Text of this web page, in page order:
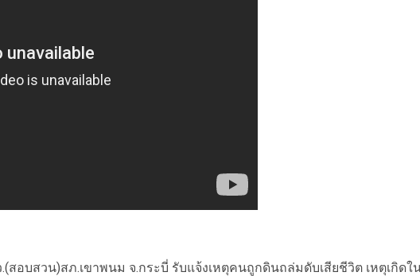
อบสวน)สภ.เขาพนม จ.กระบี่ รับแจ้งเหตุคนถูกดินถล่มดับเสียชีวิต เหตุเกิดใ